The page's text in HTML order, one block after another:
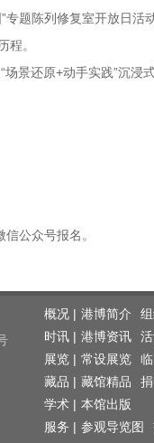
陈列修复室开放日活动
程。
还原+动手实践”沉浸
公众号报名。
概况 | 港博简介
时讯 | 港博资讯
展览 | 常设展览
藏品 | 藏馆精品
学术 | 本馆出版
服务 | 参观导览图